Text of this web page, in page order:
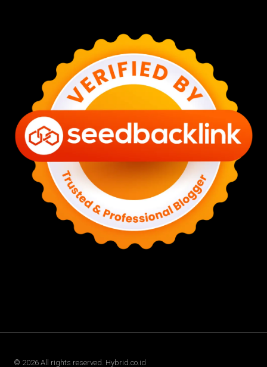
© 2026 All rights reserved. Hybrid.co.id